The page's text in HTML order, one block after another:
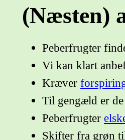
(Næsten)
Peberfrugter
Vi kan klart
Kræver
Til gengæld er
Peberfrugter
Skifter fra grøn